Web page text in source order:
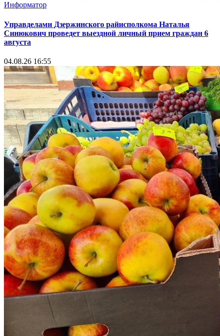
Информатор
Управделами Дзержинского райисполкома Наталья
Синюкович проведет выездной личный прием граждан 6
августа
04.08.26 16:55